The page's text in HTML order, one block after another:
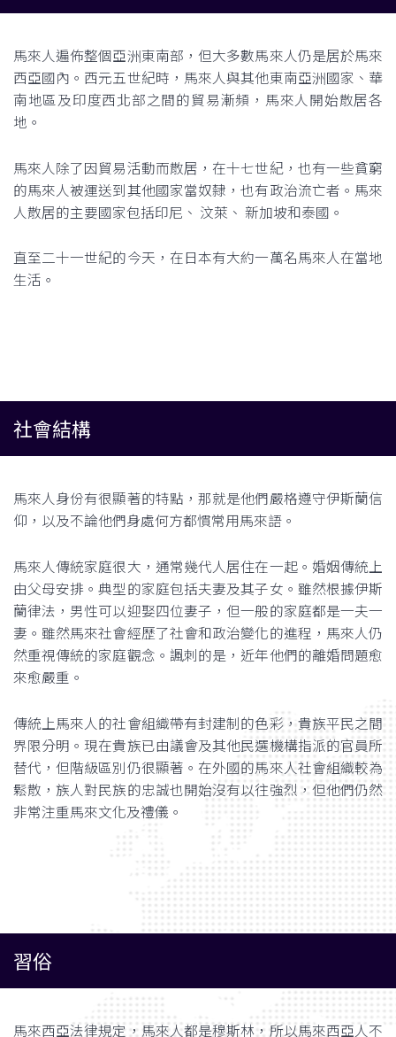
馬來人遍佈整個亞洲東南部，但大多數馬來人仍是居於馬來
西亞國內。西元五世紀時，馬來人與其他東南亞洲國家、華
南地區及印度西北部之間的貿易漸頻，馬來人開始散居各
地。
馬來人除了因貿易活動而散居，在十七世紀，也有一些貧窮
的馬來人被運送到其他國家當奴隸，也有政治流亡者。馬來
人散居的主要國家包括印尼、 汶萊、 新加坡和泰國。
直至二十一世紀的今天，在日本有大約一萬名馬來人在當地
生活。
社會結構
馬來人身份有很顯著的特點，那就是他們嚴格遵守伊斯蘭信
仰，以及不論他們身處何方都慣常用馬來語。
馬來人傳統家庭很大，通常幾代人居住在一起。婚姻傳統上
由父母安排。典型的家庭包括夫妻及其子女。雖然根據伊斯
蘭律法，男性可以迎娶四位妻子，但一般的家庭都是一夫一
妻。雖然馬來社會經歷了社會和政治變化的進程，馬來人仍
然重視傳統的家庭觀念。諷刺的是，近年他們的離婚問題愈
來愈嚴重。
傳統上馬來人的社會組織帶有封建制的色彩，貴族平民之間
界限分明。現在貴族已由議會及其他民選機構指派的官員所
替代，但階級區別仍很顯著。在外國的馬來人社會組織較為
鬆散，族人對民族的忠誠也開始沒有以往強烈，但他們仍然
非常注重馬來文化及禮儀。
習俗
馬來西亞法律規定，馬來人都是穆斯林，所以馬來西亞人不